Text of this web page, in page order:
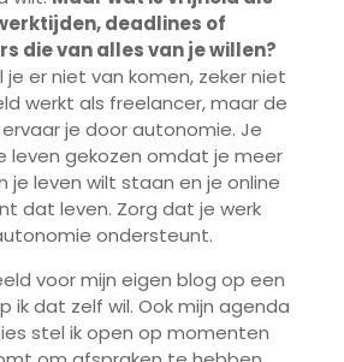
deadlines of
die van alles van je willen?
je er niet van komen, zeker niet
werkt als freelancer, maar de
je door autonomie. Je
leven gekozen omdat je meer
je leven wilt staan en je online
dat leven. Zorg dat je werk
ondersteunt.
voor mijn eigen blog op een
ik dat zelf wil. Ook mijn agenda
stel ik open op momenten